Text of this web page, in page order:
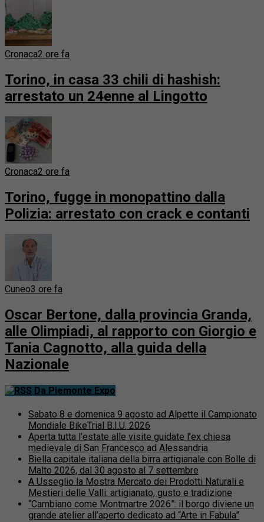
Cronaca2 ore fa
Torino, in casa 33 chili di hashish:
arrestato un 24enne al Lingotto
Cronaca2 ore fa
Torino, fugge in monopattino dalla
Polizia: arrestato con crack e contanti
Cuneo3 ore fa
Oscar Bertone, dalla provincia Granda,
alle Olimpiadi, al rapporto con Giorgio e
Tania Cagnotto, alla guida della
Nazionale
Da Piemonte Expo
Sabato 8 e domenica 9 agosto ad Alpette il Campionato
Mondiale BikeTrial B.I.U. 2026
Aperta tutta l’estate alle visite guidate l’ex chiesa
medievale di San Francesco ad Alessandria
Biella capitale italiana della birra artigianale con Bolle di
Malto 2026, dal 30 agosto al 7 settembre
A Usseglio la Mostra Mercato dei Prodotti Naturali e
Mestieri delle Valli: artigianato, gusto e tradizione
“Cambiano come Montmartre 2026”: il borgo diviene un
grande atelier all’aperto dedicato ad “Arte in Fabula”